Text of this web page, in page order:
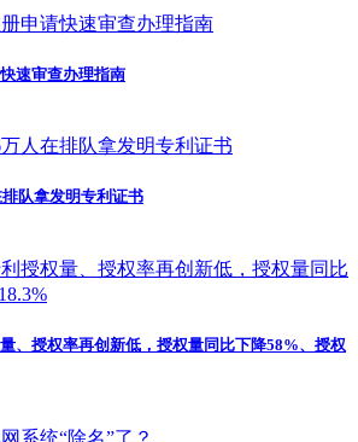
速审查办理指南
队拿发明专利证书
、授权率再创新低，授权量同比下降58%、授权